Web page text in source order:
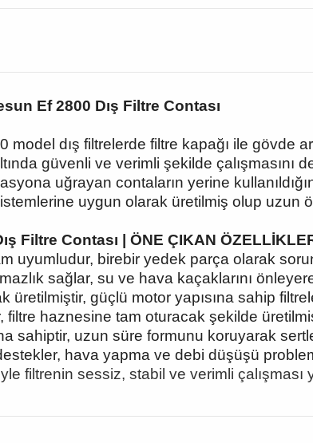
Ef 2800 Dış Filtre Contası
dış filtrelerde filtre kapağı ile gövde
güvenli ve verimli şekilde çalışmasını
uğrayan contaların yerine
uygun olarak üretilmiş olup uzun
Filtre Contası | ÖNE ÇIKAN
uyumludur, birebir yedek parça olarak
sağlar, su ve hava kaçaklarını
güçlü motor yapısına sahip
haznesine tam oturacak şekilde
sahiptir, uzun süre formunu koruyarak
hava yapma ve debi düşüşü
filtrenin sessiz, stabil ve verimli çalışması